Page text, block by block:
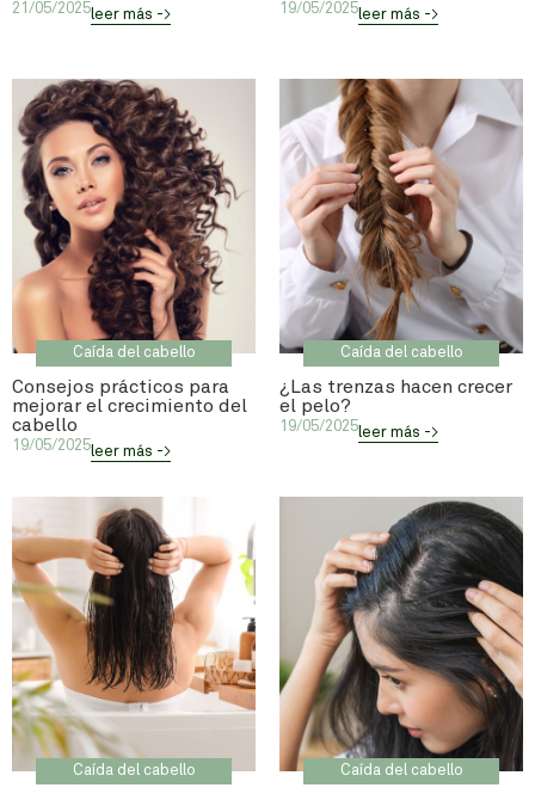
21/05/2025leer más -> 19/05/2025leer más ->
Caída del cabello
Consejos prácticos para
mejorar el crecimiento del
cabello
19/05/2025leer más ->
Caída del cabello
¿Las trenzas hacen crecer
el pelo?
19/05/2025leer más ->
Caída del cabello Caída del cabello